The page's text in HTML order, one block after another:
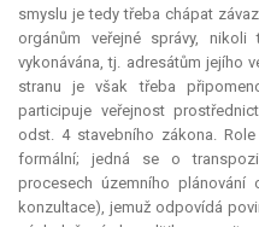
smyslu je tedy třeba chápat
orgánům veřejné správy,
vykonávána, tj. adresátům jejího
stranu je však třeba
participuje veřejnost
odst. 4 stavebního zákona.
formální; jedná se o
procesech územního
konzultace), jemuž odpovídá